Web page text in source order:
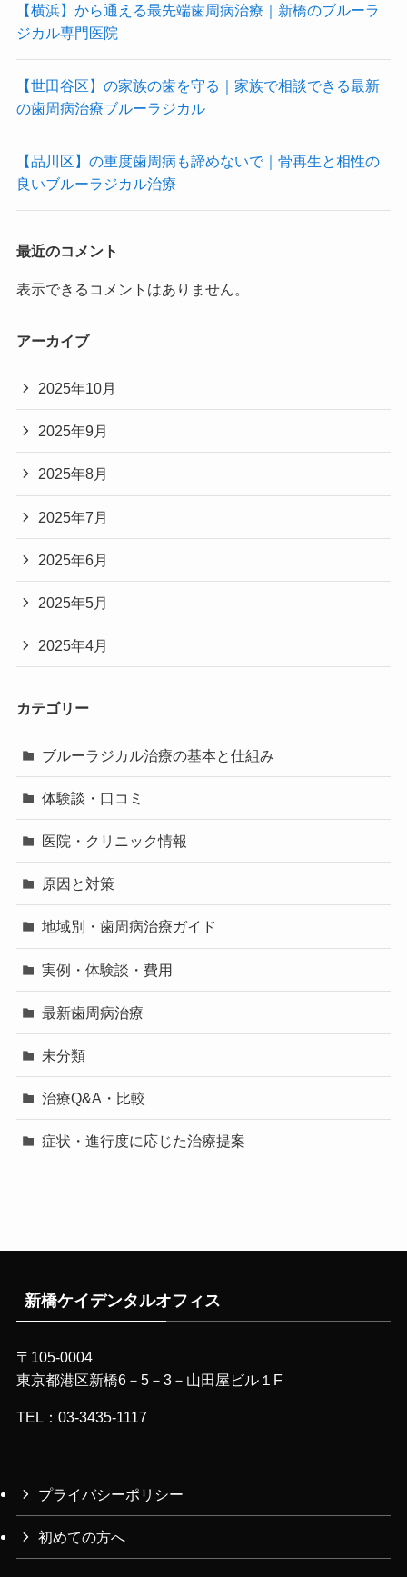
【横浜】から通える最先端歯周病治療｜新橋のブルーラ
ジカル専門医院
【世田谷区】の家族の歯を守る｜家族で相談できる最新
の歯周病治療ブルーラジカル
【品川区】の重度歯周病も諦めないで｜骨再生と相性の
良いブルーラジカル治療
最近のコメント
表示できるコメントはありません。
アーカイブ
2025年10月
2025年9月
2025年8月
2025年7月
2025年6月
2025年5月
2025年4月
カテゴリー
ブルーラジカル治療の基本と仕組み
体験談・口コミ
医院・クリニック情報
原因と対策
地域別・歯周病治療ガイド
実例・体験談・費用
最新歯周病治療
未分類
治療Q&A・比較
症状・進行度に応じた治療提案
新橋ケイデンタルオフィス
〒105-0004
東京都港区新橋6－5－3－山田屋ビル１F
TEL：03-3435-1117
プライバシーポリシー
初めての方へ